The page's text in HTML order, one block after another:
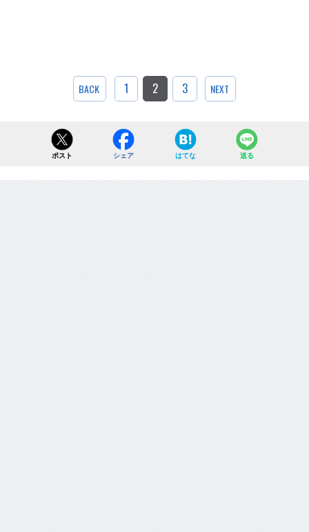
BACK 1 2 3 NEXT
ポスト シェア はてな 送る